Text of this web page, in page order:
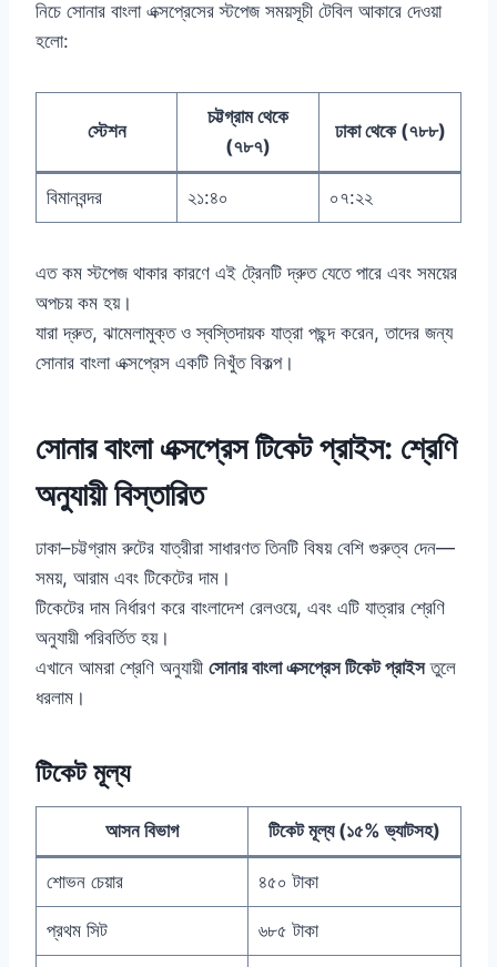
নিচে সোনার বাংলা এক্সপ্রেসের স্টপেজ সময়সূচী টেবিল আকারে দেওয়া
হলো:
স্টেশন
চট্টগ্রাম থেকে
(৭৮৭)
ঢাকা থেকে (৭৮৮)
বিমানবন্দর ২১:৪০ ০৭:২২
এত কম স্টপেজ থাকার কারণে এই ট্রেনটি দ্রুত যেতে পারে এবং সময়ের
অপচয় কম হয়।
যারা দ্রুত, ঝামেলামুক্ত ও স্বস্তিদায়ক যাত্রা পছন্দ করেন, তাদের জন্য
সোনার বাংলা এক্সপ্রেস একটি নিখুঁত বিকল্প।
সোনার বাংলা এক্সপ্রেস টিকেট প্রাইস: শ্রেণি
অনুযায়ী বিস্তারিত
ঢাকা–চট্টগ্রাম রুটের যাত্রীরা সাধারণত তিনটি বিষয় বেশি গুরুত্ব দেন—
সময়, আরাম এবং টিকেটের দাম।
টিকেটের দাম নির্ধারণ করে বাংলাদেশ রেলওয়ে, এবং এটি যাত্রার শ্রেণি
অনুযায়ী পরিবর্তিত হয়।
এখানে আমরা শ্রেণি অনুযায়ী সোনার বাংলা এক্সপ্রেস টিকেট প্রাইসতুলে
ধরলাম।
টিকেট মূল্য
আসন বিভাগ টিকেট মূল্য (১৫% ভ্যাটসহ)
শোভন চেয়ার ৪৫০ টাকা
প্রথম সিট ৬৮৫ টাকা